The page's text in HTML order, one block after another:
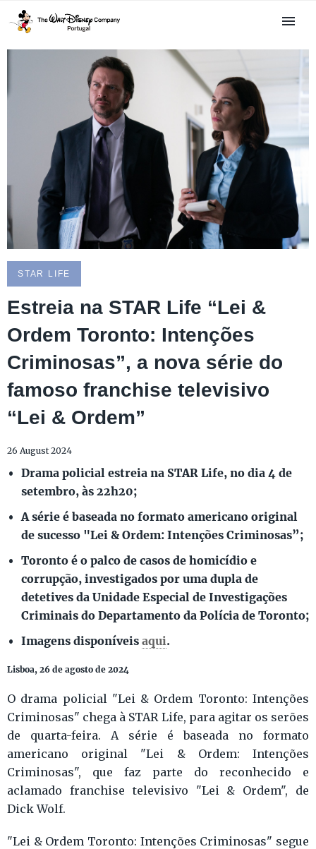
STAR LIFE
Estreia na STAR Life “Lei &
Ordem Toronto: Intenções
Criminosas”, a nova série do
famoso franchise televisivo
“Lei & Ordem”
26 August 2024
Drama policial estreia na STAR Life, no dia 4 de
setembro, às 22h20;
A série é baseada no formato americano original
de sucesso "Lei & Ordem: Intenções Criminosas”;
Toronto é o palco de casos de homicídio e
corrupção, investigados por uma dupla de
detetives da Unidade Especial de Investigações
Criminais do Departamento da Polícia de Toronto;
Imagens disponíveisaqui.
Lisboa, 26 de agosto de 2024
O drama policial "Lei & Ordem Toronto: Intenções
Criminosas" chega à STAR Life, para agitar os serões
de quarta-feira. A série é baseada no formato
americano original "Lei & Ordem: Intenções
Criminosas", que faz parte do reconhecido e
aclamado franchise televisivo "Lei & Ordem", de
Dick Wolf.
"Lei & Ordem Toronto: Intenções Criminosas" segue